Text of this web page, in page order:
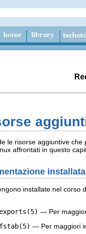
le risorse aggiuntive
affrontati in questo
installata
installate nel corso
exports(5) — Per
fstab(5) — Per maggiori